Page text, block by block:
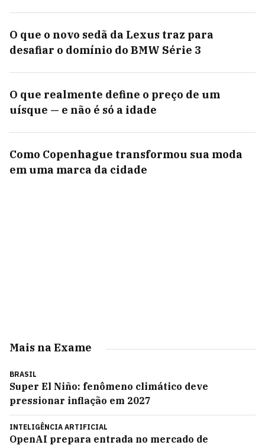
O que o novo sedã da Lexus traz para
desafiar o domínio do BMW Série 3
O que realmente define o preço de um
uísque — e não é só a idade
Como Copenhague transformou sua moda
em uma marca da cidade
Mais na Exame
BRASIL
Super El Niño: fenômeno climático deve
pressionar inflação em 2027
INTELIGÊNCIA ARTIFICIAL
OpenAI prepara entrada no mercado de